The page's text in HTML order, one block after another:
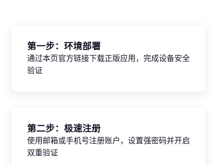
第一步：环境部署
通过本页官方链接下载正版应用，完成设备安全
验证
第二步：极速注册
使用邮箱或手机号注册账户，设置强密码并开启
双重验证